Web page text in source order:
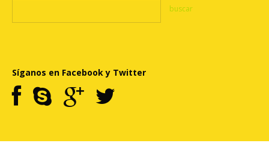
Síganos en Facebook y Twitter